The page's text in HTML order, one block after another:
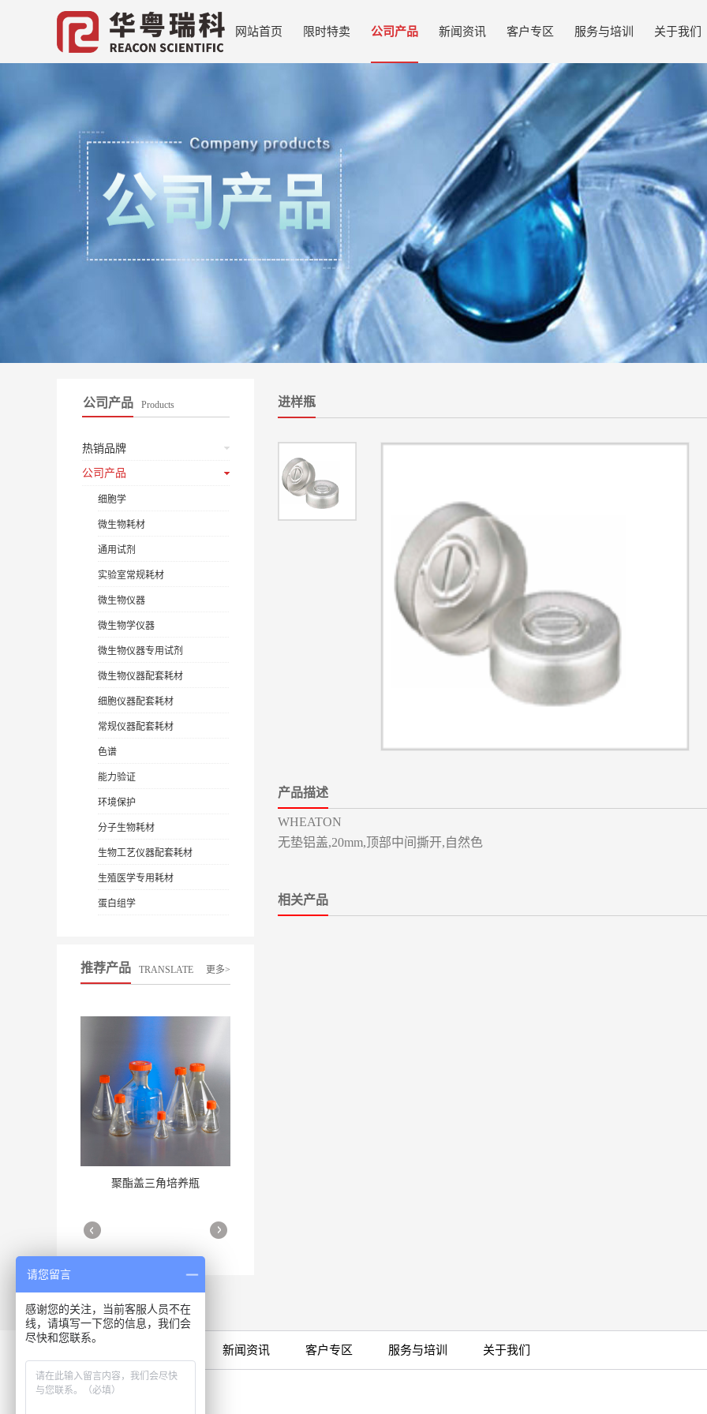
网站首页 限时特卖 公司产品 新闻资讯 客户专区 服务与培训 关于我们
公司产品 Products
热销品牌
公司产品
细胞学
微生物耗材
通用试剂
实验室常规耗材
微生物仪器
微生物学仪器
微生物仪器专用试剂
微生物仪器配套耗材
细胞仪器配套耗材
常规仪器配套耗材
色谱
能力验证
环境保护
分子生物耗材
生物工艺仪器配套耗材
生殖医学专用耗材
蛋白组学
推荐产品 TRANSLATE 更多>
聚酯盖三角培养瓶
More
进样瓶
产品描述
WHEATON
无垫铝盖,20mm,顶部中间撕开,自然色
相关产品
新闻资讯 客户专区 服务与培训 关于我们
咨询专线
请您留言
感谢您的关注，当前客服人员不在
线，请填写一下您的信息，我们会
尽快和您联系。